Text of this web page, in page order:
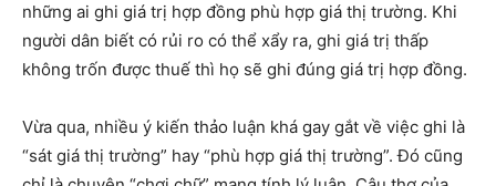
những ai ghi giá trị hợp đồng phù hợp giá thị trường. Khi
người dân biết có rủi ro có thể xẩy ra, ghi giá trị thấp
không trốn được thuế thì họ sẽ ghi đúng giá trị hợp đồng.
Vừa qua, nhiều ý kiến thảo luận khá gay gắt về việc ghi là
“sát giá thị trường” hay “phù hợp giá thị trường”. Đó cũng